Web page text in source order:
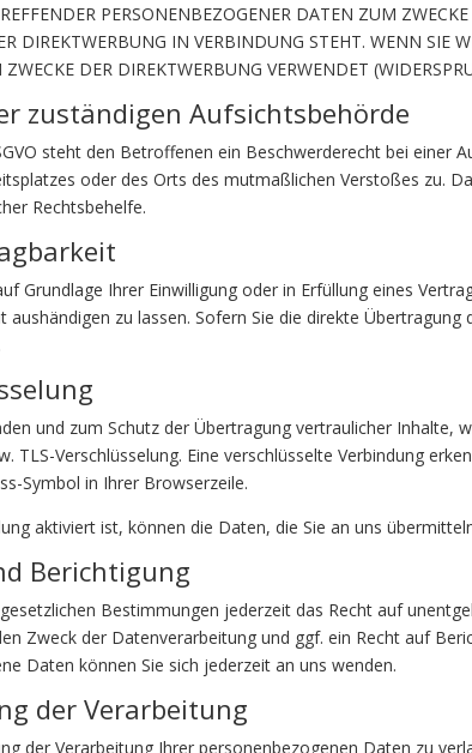
PERSONENBEZOGENER DATEN ZUM
DIREKTWERBUNG IN VERBINDUNG STEHT. WENN SIE
DER DIREKTWERBUNG VERWENDET
zuständigen Aufsichts­behörde
steht den Betroffenen ein Beschwerderecht bei einer
oder des Orts des mutmaßlichen Verstoßes zu.
Rechtsbehelfe.
Grundlage Ihrer Einwilligung oder in Erfüllung eines
aushändigen zu lassen. Sofern Sie die direkte
und zum Schutz der Übertragung vertraulicher Inhalte,
TLS-Verschlüsselung. Eine verschlüsselte Verbindung
Symbol in Ihrer Browserzeile.
aktiviert ist, können die Daten, die Sie an uns
Berichtigung
Bestimmungen jederzeit das Recht auf
Zweck der Datenverarbeitung und ggf. ein Recht auf
Daten können Sie sich jederzeit an uns wenden.
der Verarbeitung
der Verarbeitung Ihrer personenbezogenen Daten zu